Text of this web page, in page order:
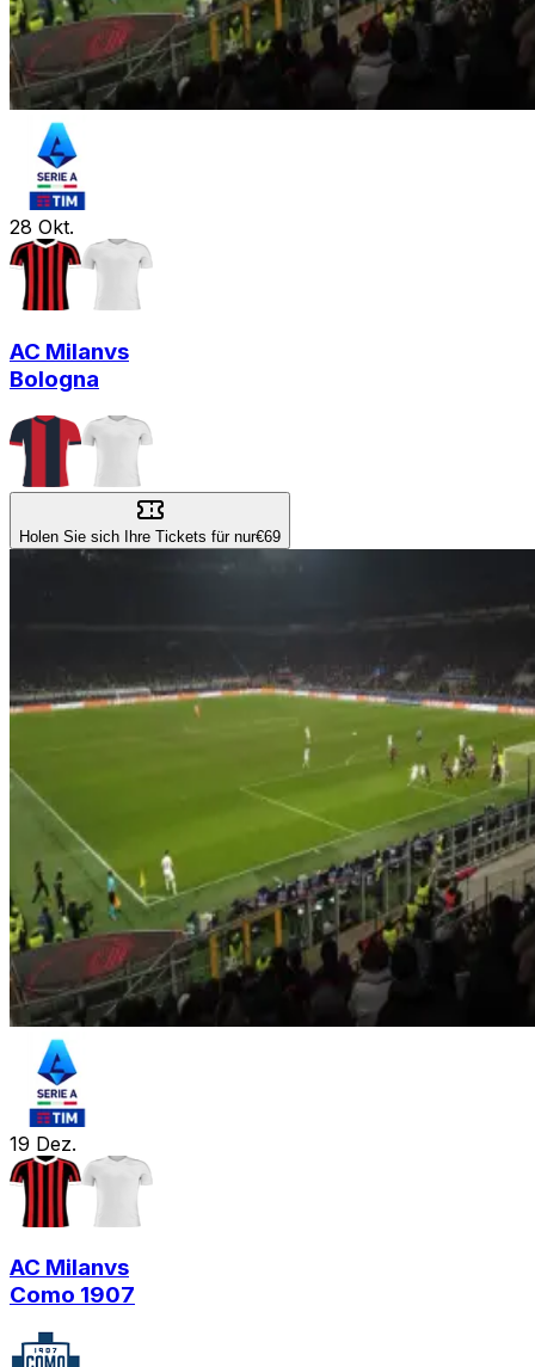
28 Okt.
AC Milanvs
Bologna
Holen Sie sich Ihre Tickets für nur€69
19 Dez.
AC Milanvs
Como 1907